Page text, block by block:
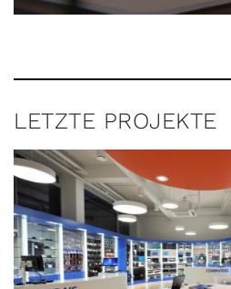
LETZTE PROJEKTE